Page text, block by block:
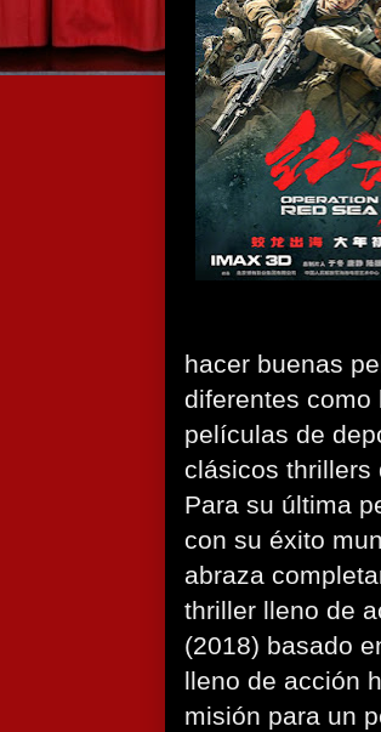
hacer buenas
diferentes
películas de
clásicos thrillers
Para su última
con su éxito
abraza
thriller lleno de
(2018) basado
lleno de acción
misión para un